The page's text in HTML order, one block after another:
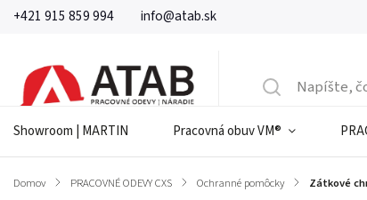
+421 915 859 994 info@atab.sk
Showroom | MARTIN Pracovná obuv VM®
Domov / PRACOVNÉ ODEVY CXS / Ochranné pomôcky / Zátkové